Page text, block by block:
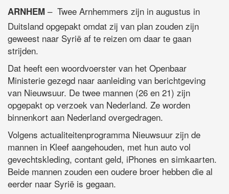
ARNHEM – Twee Arnhemmers zijn in augustus in
Duitsland opgepakt omdat zij van plan zouden zijn
geweest naar Syrië af te reizen om daar te gaan
strijden.
Dat heeft een woordvoerster van het Openbaar
Ministerie gezegd naar aanleiding van berichtgeving
van Nieuwsuur. De twee mannen (26 en 21) zijn
opgepakt op verzoek van Nederland. Ze worden
binnenkort aan Nederland overgedragen.
Volgens actualiteitenprogramma Nieuwsuur zijn de
mannen in Kleef aangehouden, met hun auto vol
gevechtskleding, contant geld, iPhones en simkaarten.
Beide mannen zouden een oudere broer hebben die al
eerder naar Syrië is gegaan.